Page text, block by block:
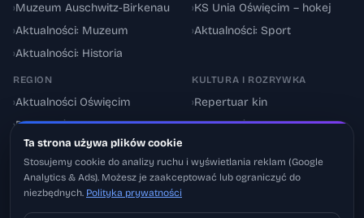
›Muzeum Auschwitz-Birkenau
›Aktualności: Muzeum
›Aktualności: Historia
›KS Unia Oświęcim – hokej
›Aktualności: Sport
REGION
›Aktualności Oświęcim
›Powiat oświęcimski
Utrudnienia drogowe
KULTURA I ROZRYWKA
›Repertuar kin
›Aktualności: Kultura
Ta strona używa plików cookie
Stosujemy cookie do analizy ruchu i wyświetlania reklam (Google
Analytics & Ads). Możesz je zaakceptować lub ograniczyć do
niezbędnych. Polityka prywatności